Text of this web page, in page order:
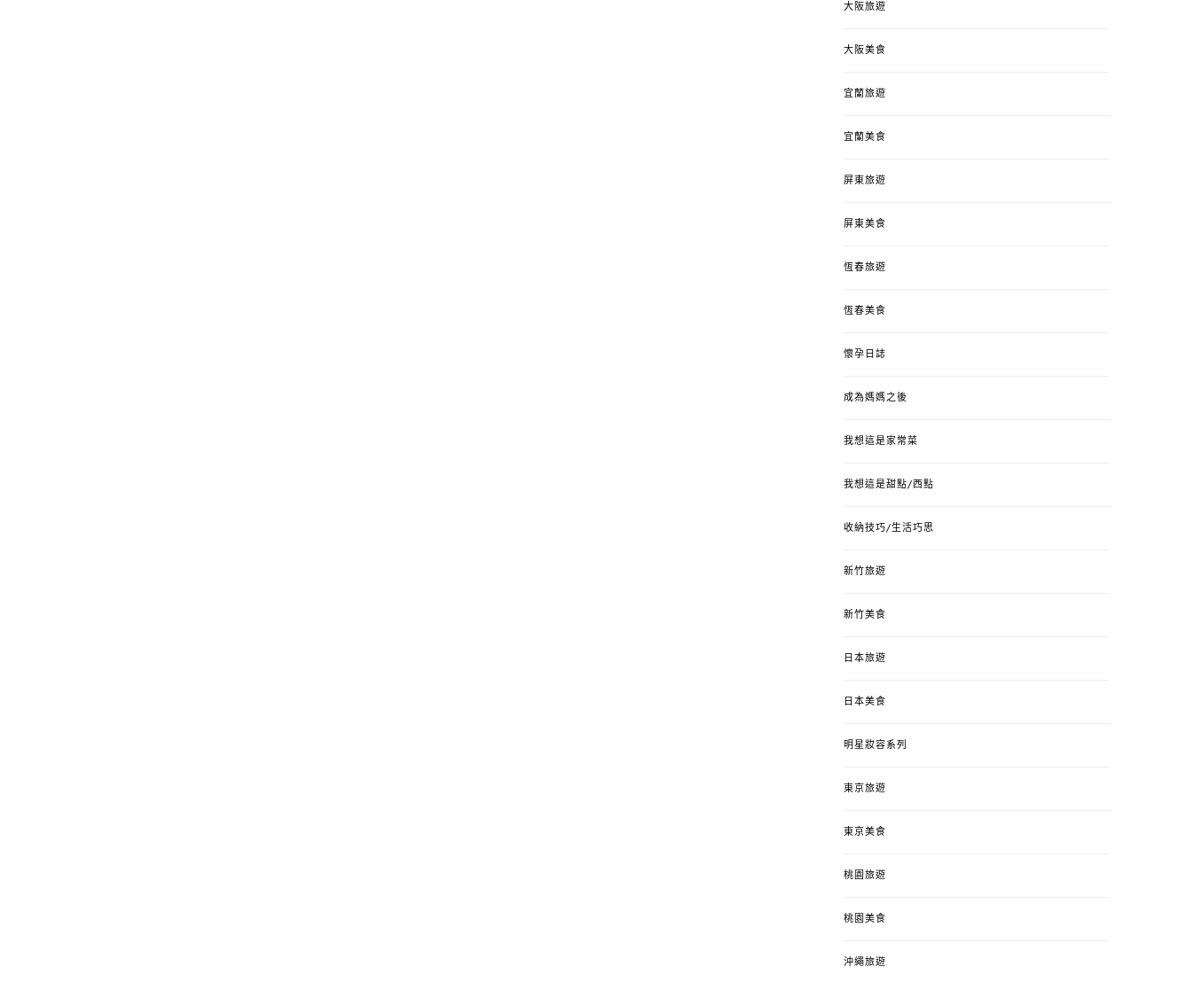
大阪旅遊
大阪美食
宜蘭旅遊
宜蘭美食
屏東旅遊
屏東美食
恆春旅遊
恆春美食
懷孕日誌
成為媽媽之後
我想這是家常菜
我想這是甜點/西點
收納技巧/生活巧思
新竹旅遊
新竹美食
日本旅遊
日本美食
明星妝容系列
東京旅遊
東京美食
桃園旅遊
桃園美食
沖繩旅遊